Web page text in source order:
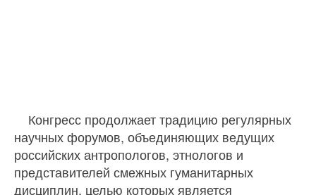
Конгресс продолжает традицию регулярных
научных форумов, объединяющих ведущих
российских антропологов, этнологов и
представителей смежных гуманитарных
дисциплин, целью которых является